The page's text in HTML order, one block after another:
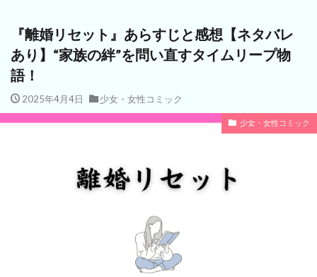
『離婚リセット』あらすじと感想【ネタバレ
あり】“家族の絆”を問い直すタイムリープ物
語！
2025年4月4日 少女・女性コミック
少女・女性コミック